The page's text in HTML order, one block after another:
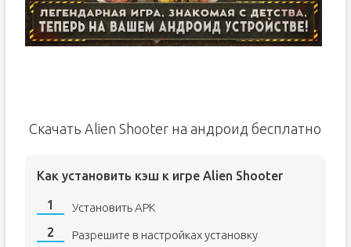
Скачать Alien Shooter на андроид бесплатно
Как установить кэш к игре Alien Shooter
Установить APK
Разрешите в настройках установку